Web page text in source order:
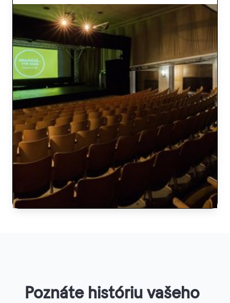
Poznáte históriu vašeho